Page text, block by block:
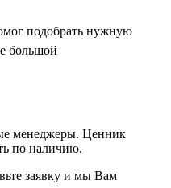
подобрать нужную
большой
менеджеры. Ценник
по наличию.
заявку и мы Вам